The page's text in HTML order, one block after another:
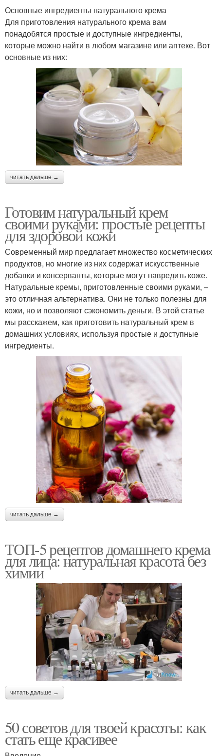
Основные ингредиенты натурального крема
Для приготовления натурального крема вам
понадобятся простые и доступные ингредиенты,
которые можно найти в любом магазине или аптеке. Вот
основные из них:
читать дальше →
Готовим натуральный крем
своими руками: простые рецепты
для здоровой кожи
Современный мир предлагает множество косметических
продуктов, но многие из них содержат искусственные
добавки и консерванты, которые могут навредить коже.
Натуральные кремы, приготовленные своими руками, –
это отличная альтернатива. Они не только полезны для
кожи, но и позволяют сэкономить деньги. В этой статье
мы расскажем, как приготовить натуральный крем в
домашних условиях, используя простые и доступные
ингредиенты.
читать дальше →
ТОП-5 рецептов домашнего крема
для лица: натуральная красота без
химии
читать дальше →
50 советов для твоей красоты: как
стать еще красивее